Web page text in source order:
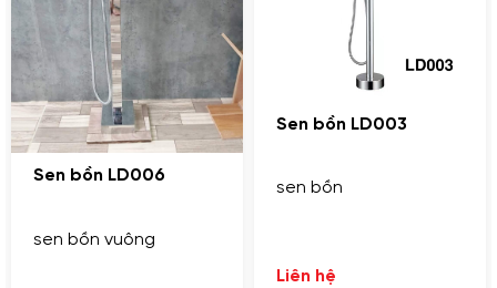
GỬI THÔNG TIN ĐỂ CHÚNG TÔI TƯ VẤN
CHO BẠN
Sen bồn LD006
sen bồn vuông
Sen bồn LD003
sen bồn
Liên hệ